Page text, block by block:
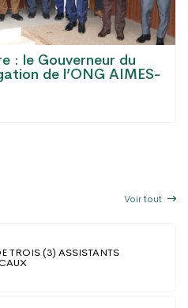
: le Gouverneur du
de l’ONG AIMES-
Voir tout
TROIS (3) ASSISTANTS